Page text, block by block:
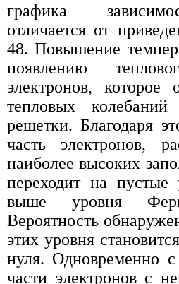
графика
отличается от
48. Повышение
появлению
электронов,
тепловых колебаний
решетки. Благодаря
часть электронов,
наиболее высоких
переходит на
выше уровня
Вероятность
этих уровня
нуля. Одновременно с
части электронов с